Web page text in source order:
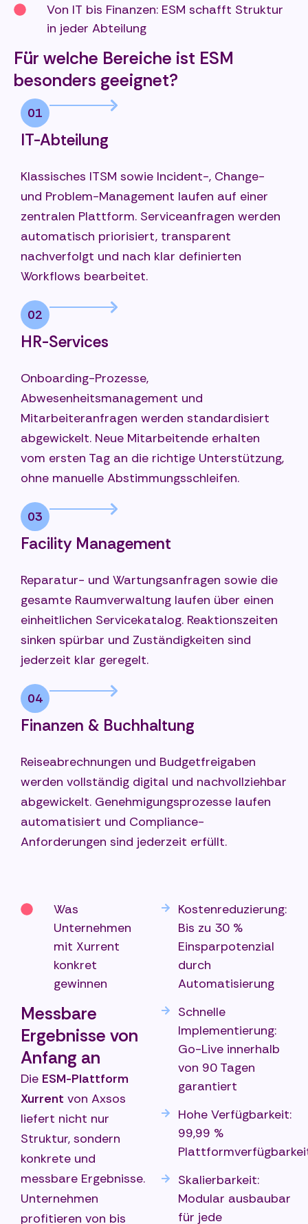
Von IT bis Finanzen: ESM schafft Struktur
in jeder Abteilung
Für welche Bereiche ist ESM
besonders geeignet?
01
IT-Abteilung
Klassisches ITSM sowie Incident-, Change-
und Problem-Management laufen auf einer
zentralen Plattform. Serviceanfragen werden
automatisch priorisiert, transparent
nachverfolgt und nach klar definierten
Workflows bearbeitet.
02
HR-Services
Onboarding-Prozesse,
Abwesenheitsmanagement und
Mitarbeiteranfragen werden standardisiert
abgewickelt. Neue Mitarbeitende erhalten
vom ersten Tag an die richtige Unterstützung,
ohne manuelle Abstimmungsschleifen.
03
Facility Management
Reparatur- und Wartungsanfragen sowie die
gesamte Raumverwaltung laufen über einen
einheitlichen Servicekatalog. Reaktionszeiten
sinken spürbar und Zuständigkeiten sind
jederzeit klar geregelt.
04
Finanzen & Buchhaltung
Reiseabrechnungen und Budgetfreigaben
werden vollständig digital und nachvollziehbar
abgewickelt. Genehmigungsprozesse laufen
automatisiert und Compliance-
Anforderungen sind jederzeit erfüllt.
Was
Unternehmen
mit Xurrent
konkret
gewinnen
Messbare
Ergebnisse von
Anfang an
Die ESM-Plattform
Xurrent von Axsos
liefert nicht nur
Struktur, sondern
konkrete und
messbare Ergebnisse.
Unternehmen
profitieren von bis
Kostenreduzierung:
Bis zu 30 %
Einsparpotenzial
durch
Automatisierung
Schnelle
Implementierung:
Go-Live innerhalb
von 90 Tagen
garantiert
Hohe Verfügbarkeit:
99,99 %
Skalierbarkeit:
Modular ausbaubar
für jede